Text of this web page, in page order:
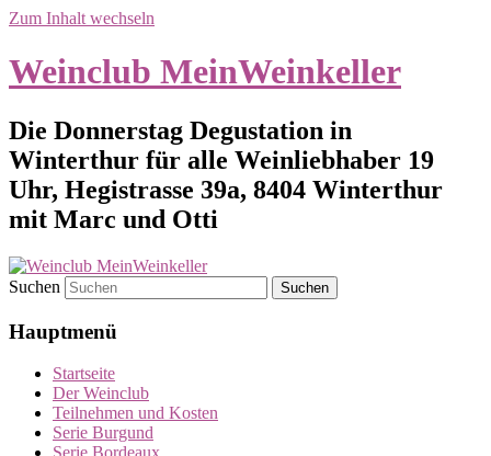
Zum Inhalt wechseln
Weinclub MeinWeinkeller
Die Donnerstag Degustation in
Winterthur für alle Weinliebhaber 19
Uhr, Hegistrasse 39a, 8404 Winterthur
mit Marc und Otti
Suchen
Hauptmenü
Startseite
Der Weinclub
Teilnehmen und Kosten
Serie Burgund